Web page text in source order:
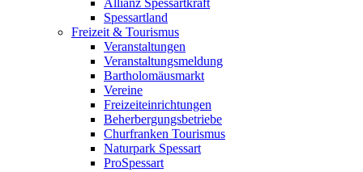
Allianz Spessartkraft
Spessartland
Freizeit & Tourismus
Veranstaltungen
Veranstaltungsmeldung
Bartholomäusmarkt
Vereine
Freizeiteinrichtungen
Beherbergungsbetriebe
Churfranken Tourismus
Naturpark Spessart
ProSpessart